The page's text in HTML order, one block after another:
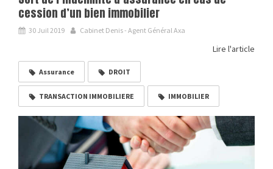
cession d’un bien immobilier
30 Juil 2019 Cabinet Denis - Agent Général Axa
Lire l'article
Assurance DROIT
TRANSACTION IMMOBILIERE IMMOBILIER